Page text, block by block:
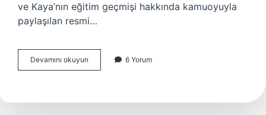
ve Kaya’nın eğitim geçmişi hakkında kamuoyuyla
paylaşılan resmi…
Devamını okuyun
Kaya
?
6 Yorum